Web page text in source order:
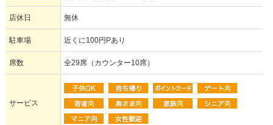
店休日 無休
駐車場 近くに100円Pあり
席数 全29席（カウンター10席）
サービス